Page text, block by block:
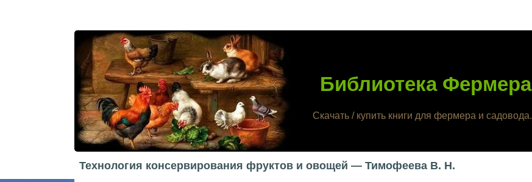
Библиотека Фермера
Скачать / купить книги для фермера и садовода.
Технология консервирования фруктов и овощей — Тимофеева В. Н.